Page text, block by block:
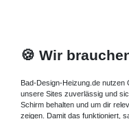
🍪 Wir
Bad-Design-Heizung.de nutzen
unsere Sites zuverlässig und
Schirm behalten und um dir
zeigen. Damit das funktioniert,